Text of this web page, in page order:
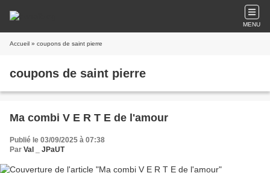
MENU
Accueil » coupons de saint pierre
coupons de saint pierre
Ma combi V E R T E de l'amour
Publié le 03/09/2025 à 07:38
Par Val _ JPaUT